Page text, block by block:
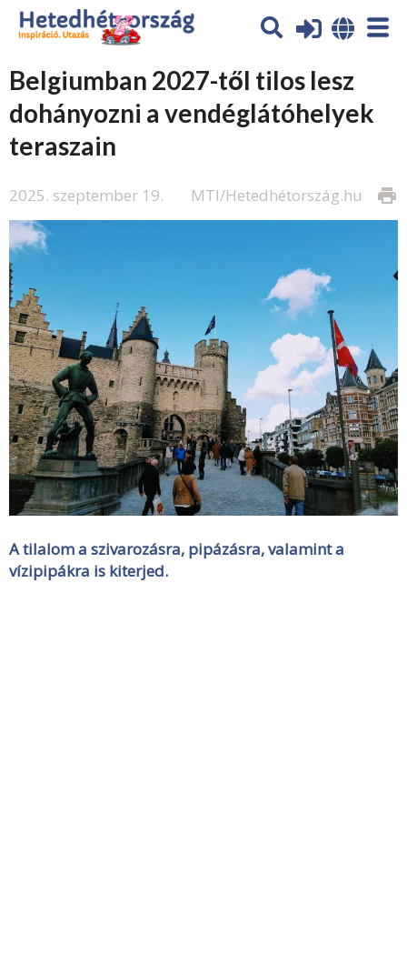
Belgiumban 2027-től tilos lesz
dohányozni a vendéglátóhelyek
teraszain
2025. szeptember 19. print
MTI/Hetedhétország.hu
A tilalom a szivarozásra, pipázásra, valamint a
vízipipákra is kiterjed.